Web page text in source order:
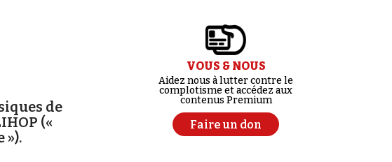
de
(«
»).
VOUS & NOUS
Aidez nous à lutter contre le
complotisme et accédez aux
contenus Premium
Faire un don